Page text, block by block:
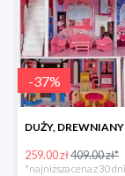
-37%
259.00 zł409.00 zł*